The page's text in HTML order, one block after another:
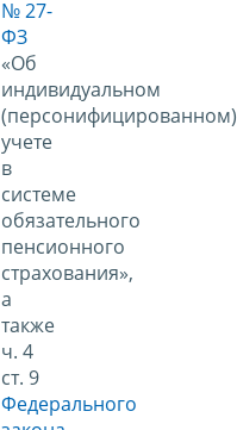
№ 27-
ФЗ
«Об
индивидуальном
(персонифицированном)
учете
в
системе
обязательного
пенсионного
страхования»,
а
также
ч. 4
ст. 9
Федерального